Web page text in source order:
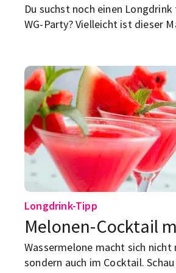
Du suchst noch einen
WG-Party? Vielleicht ist dieser
Longdrink-Tipp
Melonen-Cocktail
Wassermelone macht sich nicht
sondern auch im Cocktail.